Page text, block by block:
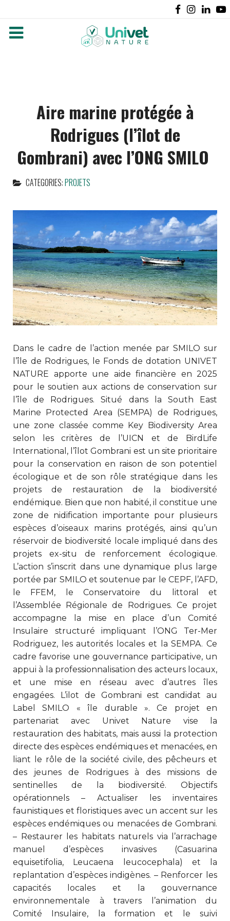
Aire marine protégée à
Rodrigues (l’îlot de
Gombrani) avec l’ONG SMILO
CATEGORIES:PROJETS
Dans le cadre de l’action menée par SMILO sur
l’île de Rodrigues, le Fonds de dotation UNIVET
NATURE apporte une aide financière en 2025
pour le soutien aux actions de conservation sur
l’île de Rodrigues. Situé dans la South East
Marine Protected Area (SEMPA) de Rodrigues,
une zone classée comme Key Biodiversity Area
selon les critères de l’UICN et de BirdLife
International, l’îlot Gombrani est un site prioritaire
pour la conservation en raison de son potentiel
écologique et de son rôle stratégique dans les
projets de restauration de la biodiversité
endémique. Bien que non habité, il constitue une
zone de nidification importante pour plusieurs
espèces d’oiseaux marins protégés, ainsi qu’un
réservoir de biodiversité locale impliqué dans des
projets ex-situ de renforcement écologique.
L’action s’inscrit dans une dynamique plus large
portée par SMILO et soutenue par le CEPF, l’AFD,
le FFEM, le Conservatoire du littoral et
l’Assemblée Régionale de Rodrigues. Ce projet
accompagne la mise en place d’un Comité
Insulaire structuré impliquant l’ONG Ter-Mer
Rodriguez, les autorités locales et la SEMPA. Ce
cadre favorise une gouvernance participative, un
appui à la professionnalisation des acteurs locaux,
et une mise en réseau avec d’autres îles
engagées. L’ilot de Gombrani est candidat au
Label SMILO « île durable ». Ce projet en
partenariat avec Univet Nature vise la
restauration des habitats, mais aussi la protection
directe des espèces endémiques et menacées, en
liant le rôle de la société civile, des pêcheurs et
des jeunes de Rodrigues à des missions de
sentinelles de la biodiversité. Objectifs
opérationnels – Actualiser les inventaires
faunistiques et floristiques avec un accent sur les
espèces endémiques ou menacées de Gombrani.
– Restaurer les habitats naturels via l’arrachage
manuel d’espèces invasives (Casuarina
equisetifolia, Leucaena leucocephala) et la
replantation d’espèces indigènes. – Renforcer les
capacités locales et la gouvernance
environnementale à travers l’animation du
Comité Insulaire, la formation et le suivi